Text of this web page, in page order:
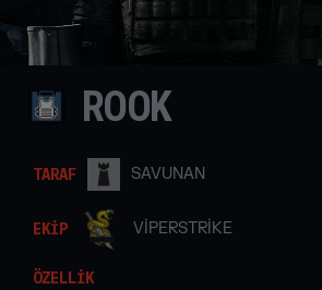
ROOK
TARAF SAVUNAN
EKİP VIPERSTRIKE
ÖZELLİK